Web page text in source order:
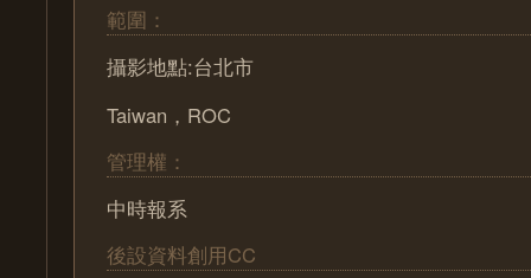
範圍：
攝影地點:台北市
Taiwan，ROC
管理權：
中時報系
後設資料創用CC